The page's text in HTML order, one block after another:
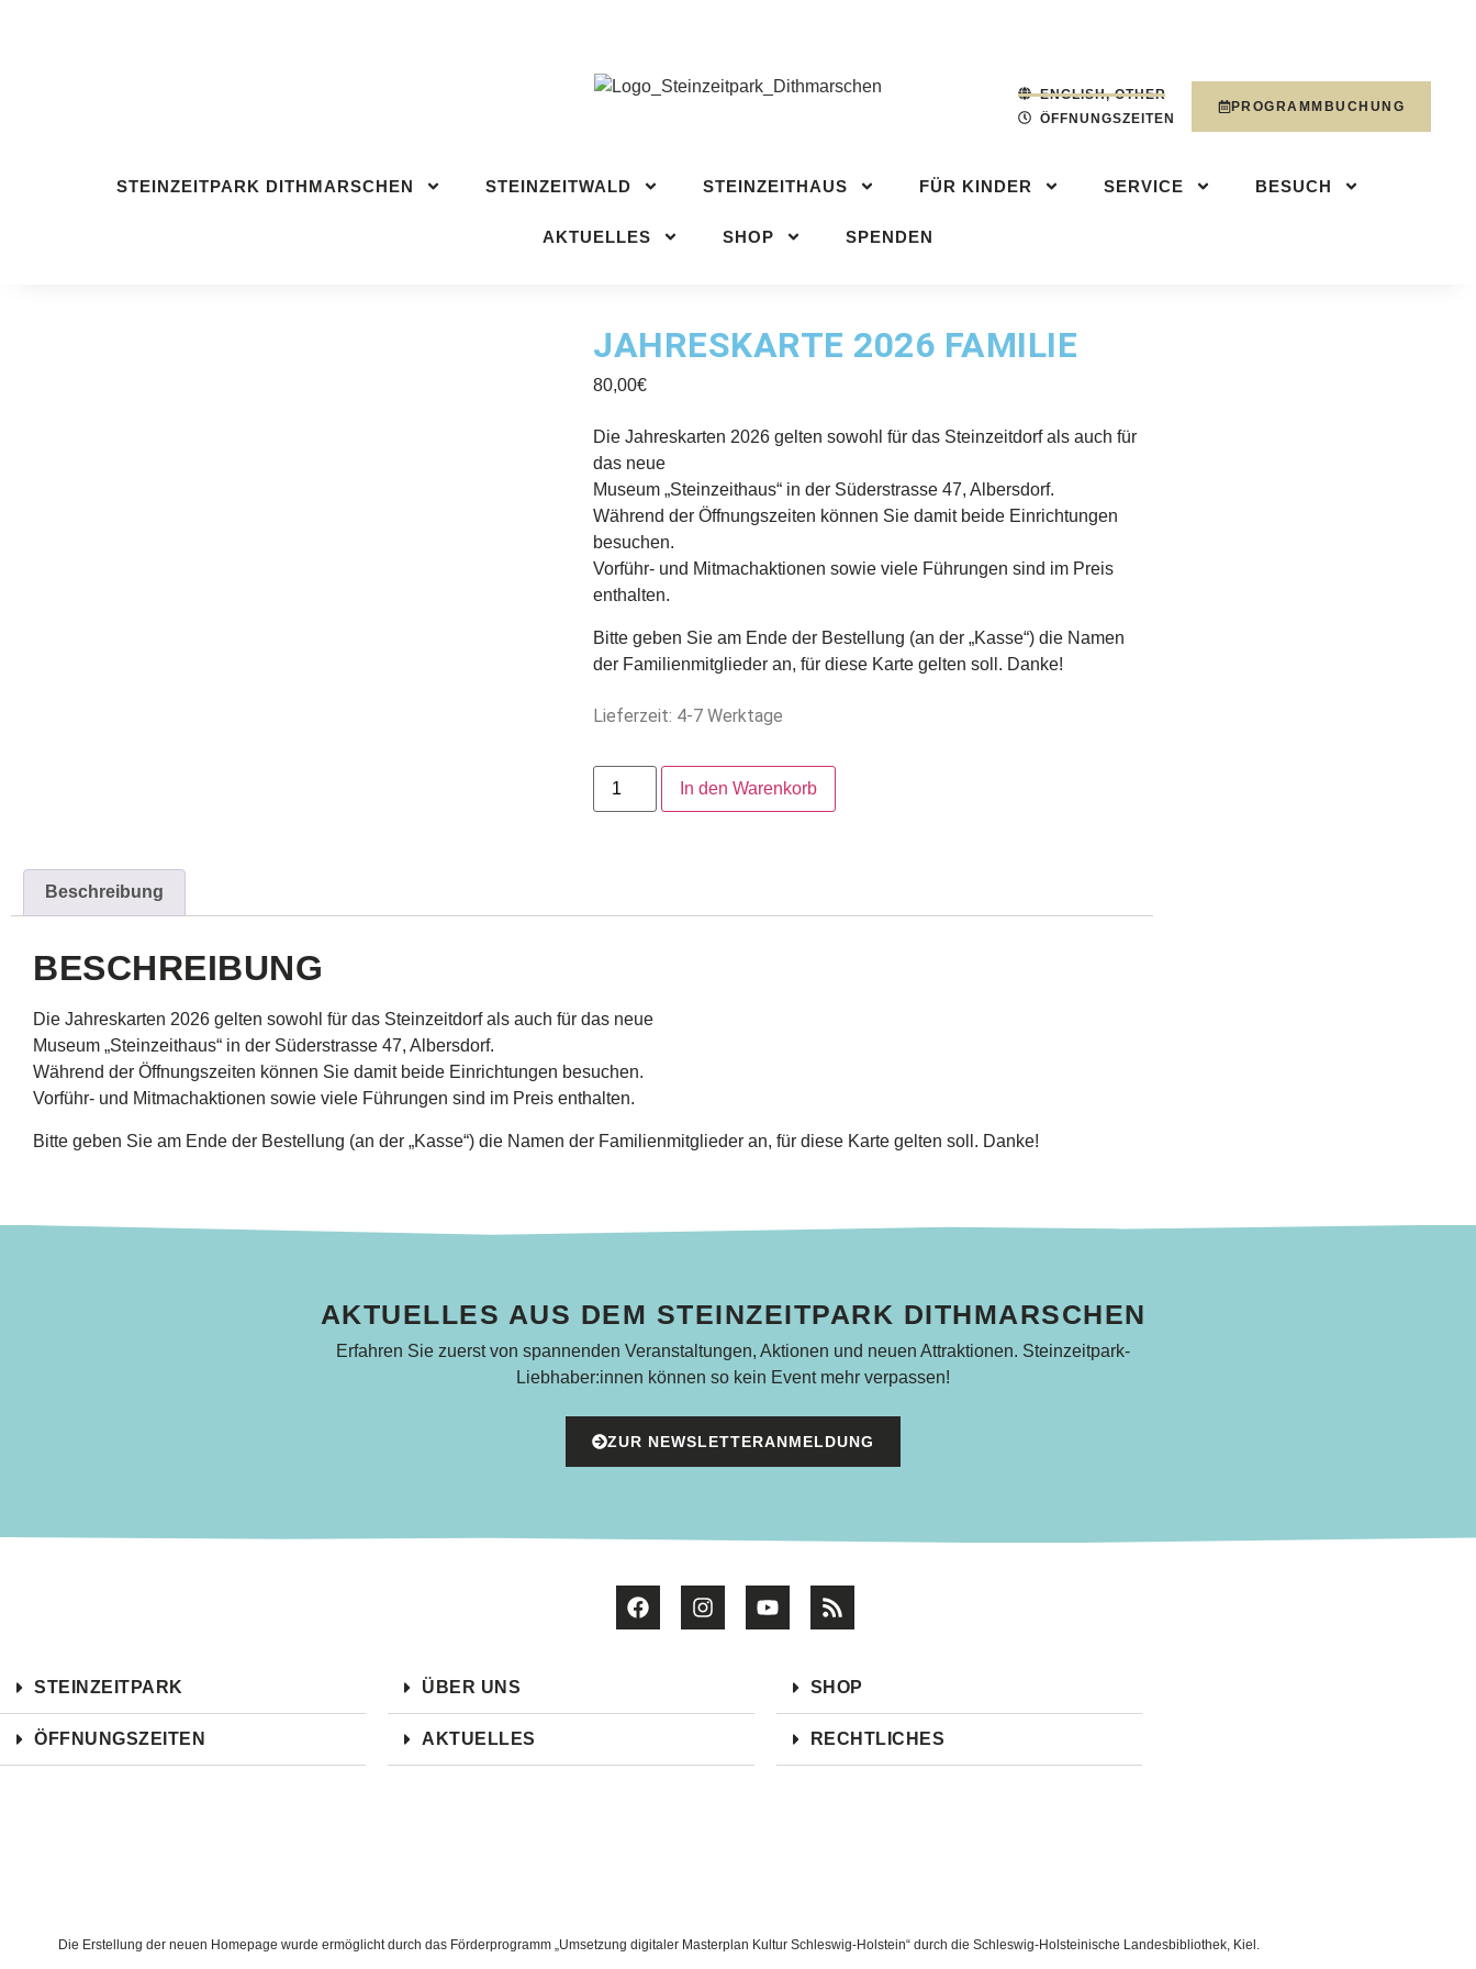
AKTUELLES SHOP SPENDEN
ENGLISH, OTHER
ÖFFNUNGSZEITEN
PROGRAMMBUCHUNG
STEINZEITPARK DITHMARSCHEN STEINZEITWALD STEINZEITHAUS FÜR KINDER SERVICE BESUCH
AKTUELLES SHOP SPENDEN
JAHRESKARTE 2026 FAMILIE
80,00€
Die Jahreskarten 2026 gelten sowohl für das Steinzeitdorf als auch für
das neue
Museum „Steinzeithaus“ in der Süderstrasse 47, Albersdorf.
Während der Öffnungszeiten können Sie damit beide Einrichtungen
besuchen.
Vorführ- und Mitmachaktionen sowie viele Führungen sind im Preis
enthalten.
Bitte geben Sie am Ende der Bestellung (an der „Kasse“) die Namen
der Familienmitglieder an, für diese Karte gelten soll. Danke!
Lieferzeit: 4-7 Werktage
In den Warenkorb
Beschreibung
BESCHREIBUNG
Die Jahreskarten 2026 gelten sowohl für das Steinzeitdorf als auch für das neue
Museum „Steinzeithaus“ in der Süderstrasse 47, Albersdorf.
Während der Öffnungszeiten können Sie damit beide Einrichtungen besuchen.
Vorführ- und Mitmachaktionen sowie viele Führungen sind im Preis enthalten.
Bitte geben Sie am Ende der Bestellung (an der „Kasse“) die Namen der Familienmitglieder an, für diese Karte gelten soll. Danke!
AKTUELLES AUS DEM STEINZEITPARK DITHMARSCHEN
Erfahren Sie zuerst von spannenden Veranstaltungen, Aktionen und neuen Attraktionen. Steinzeitpark-
Liebhaber:innen können so kein Event mehr verpassen!
ZUR NEWSLETTERANMELDUNG
STEINZEITPARK
ÖFFNUNGSZEITEN
ÜBER UNS
AKTUELLES
SHOP
RECHTLICHES
Die Erstellung der neuen Homepage wurde ermöglicht durch das Förderprogramm „Umsetzung digitaler Masterplan Kultur Schleswig-Holstein“ durch die Schleswig-Holsteinische Landesbibliothek, Kiel.